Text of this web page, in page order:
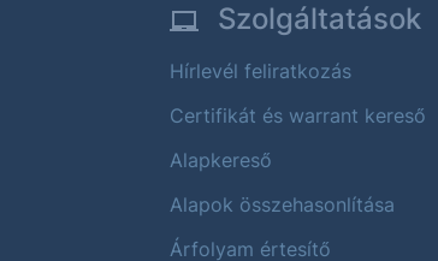
Szolgáltatások
Hírlevél feliratkozás
Certifikát és warrant kereső
Alapkereső
Alapok összehasonlítása
Árfolyam értesítő